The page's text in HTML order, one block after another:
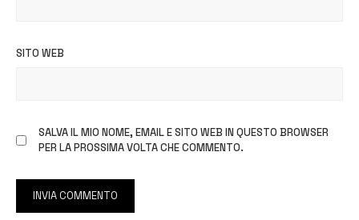
SITO WEB
SALVA IL MIO NOME, EMAIL E SITO WEB IN QUESTO BROWSER
PER LA PROSSIMA VOLTA CHE COMMENTO.